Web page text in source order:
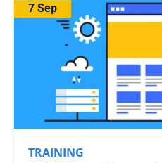
7 Sep
TRAINING